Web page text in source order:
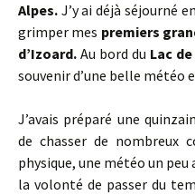
Alpes. J’y ai déjà séjourné en
grimper mes premiers
d’Izoard. Au bord du Lac
souvenir d’une belle météo
J’avais préparé une
de chasser de nombreux
physique, une météo un
la volonté de passer du